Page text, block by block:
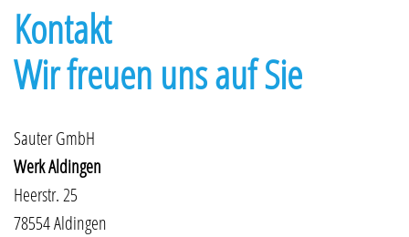
Kontakt
Wir freuen uns auf Sie
Sauter GmbH
Werk Aldingen
Heerstr. 25
78554 Aldingen